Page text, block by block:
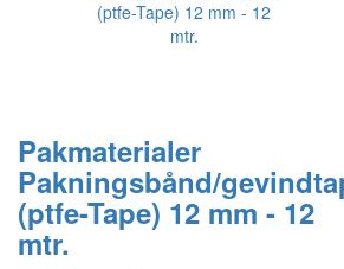
Pakmaterialer
Pakningsbånd/
(ptfe-Tape) 12 mm - 12
mtr.